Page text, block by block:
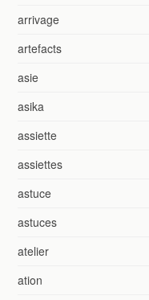
arrivage
artefacts
asie
asika
assiette
assiettes
astuce
astuces
atelier
ation